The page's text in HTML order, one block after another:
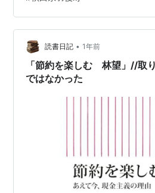
と分かる。「物事の範囲をはみ出
く引きしめる」ということだ。そ
ら、明らかに生き方そのもの。そ
て時間の使い方と同じ意味である
読書日記 • 1年前
「節約を楽しむ 林望」//取
ではなかった